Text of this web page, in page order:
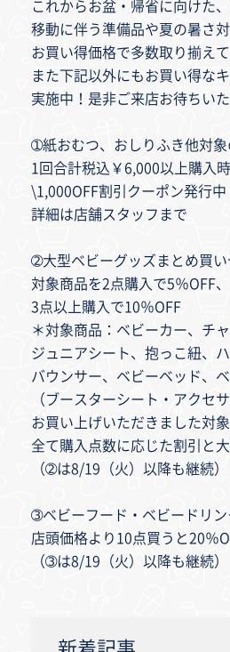
これからお盆・帰省に向けた
移動に伴う準備品や夏の暑さ
お買い得価格で多数取り揃えて
また下記以外にもお買い得な
実施中！是非ご来店お待ちいた
➀紙おむつ、おしりふき他対
1回合計税込￥6,000以上購入
\1,000OFF割引クーポン発行中
詳細は店舗スタッフまで
➁大型ベビーグッズまとめ買い
対象商品を2点購入で5％OFF、
3点以上購入で10％OFF
＊対象商品：ベビーカー、チ
ジュニアシート、抱っこ紐、
バウンサー、ベビーベッド、
（ブースターシート・アクセ
お買い上げいただきました対
全て購入点数に応じた割引と大
（➁は8/19（火）以降も継続）
➂ベビーフード・ベビードリ
店頭価格より10点買うと20％
（➂は8/19（火）以降も継続）